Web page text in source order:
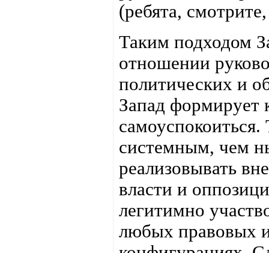
(ребята,
Таким подходом
отношении
политических и
Запад формирует
самоуспокоиться.
системным, чем
реализовывать
власти и
легитимно
любых правовых